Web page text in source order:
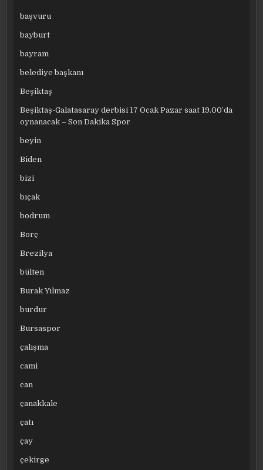
başvuru
bayburt
bayram
belediye başkanı
Beşiktaş
Beşiktaş-Galatasaray derbisi 17 Ocak Pazar saat 19.00’da
oynanacak – Son Dakika Spor
beyin
Biden
bizi
bıçak
bodrum
Borç
Brezilya
bülten
Burak Yılmaz
burdur
Bursaspor
çalışma
cami
can
çanakkale
çatı
çay
çekirge